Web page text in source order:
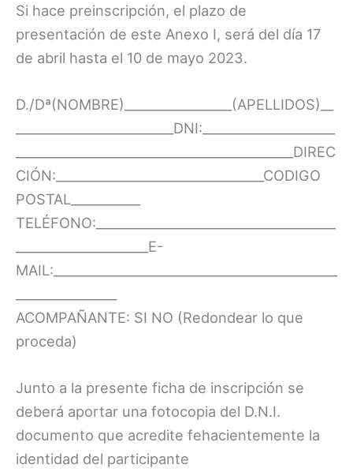
Si hace preinscripción, el plazo de
presentación de este Anexo I, será del día 17
de abril hasta el 10 de mayo 2023.
D./Dª(NOMBRE)_________________(APELLIDOS)__
_________________________DNI:_____________________
____________________________________________DIREC
CIÓN:_________________________________CODIGO
POSTAL___________
TELÉFONO:______________________________________
_____________________E-
MAIL:_____________________________________________
ACOMPAÑANTE: SI NO (Redondear lo que
proceda)
Junto a la presente ficha de inscripción se
deberá aportar una fotocopia del D.N.I.
documento que acredite fehacientemente la
identidad del participante